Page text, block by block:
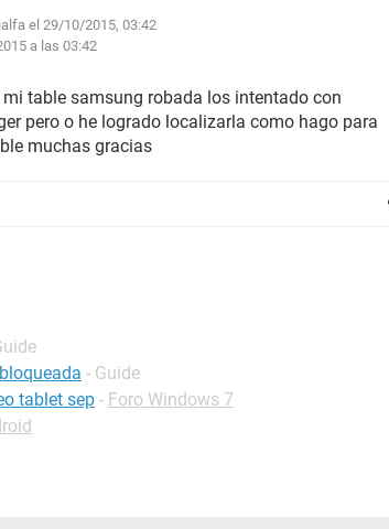
el 29/10/2015, 03:42
a las 03:42
table samsung robada los intentado con
pero o he logrado localizarla como hago para
muchas gracias
- Guide
tablet sep - Foro Windows 7